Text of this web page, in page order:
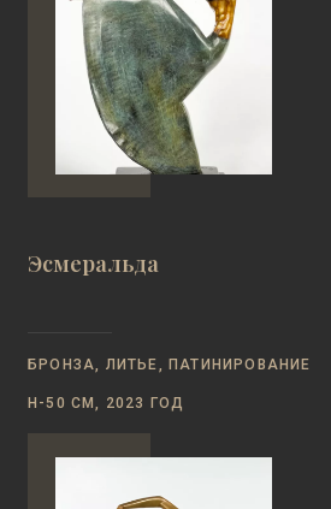
Эсмеральда
БРОНЗА, ЛИТЬЕ, ПАТИНИРОВАНИЕ
Н-50 СМ, 2023 ГОД